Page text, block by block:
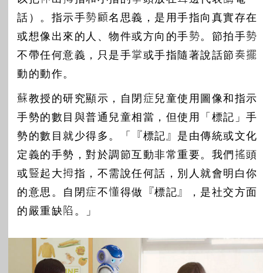
話）。指示手勢顧名思義，是用手指向真實存在
或想像出來的人、物件或方向的手勢。節拍手勢
不帶任何意義，只是手掌或手指隨著說話節奏擺
動的動作。
蘇教授的研究顯示，自閉症兒童使用圖像和指示
手勢的數目與普通兒童相當，但使用「標記」手
勢的數目就少得多。「『標記』是由傳統或文化
定義的手勢，對於調節互動非常重要。我們搖頭
或豎起大拇指，不需說任何話，別人就會明白你
的意思。自閉症不懂得做『標記』，是社交方面
的嚴重缺陷。」